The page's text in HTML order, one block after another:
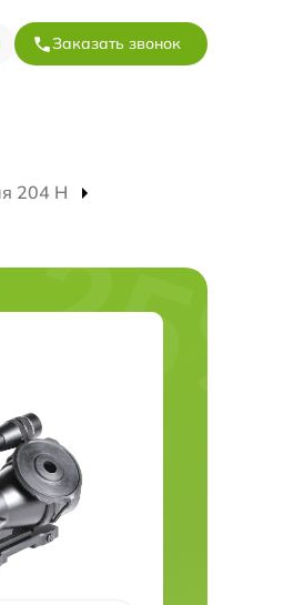
Заказать звонок
204 Н